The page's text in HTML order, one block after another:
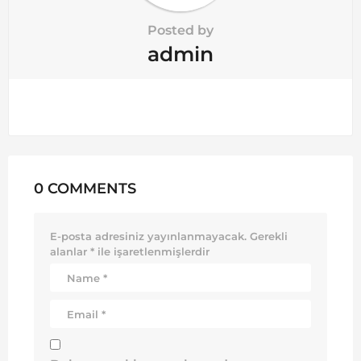
Posted by
admin
0 COMMENTS
E-posta adresiniz yayınlanmayacak. Gerekli
alanlar * ile işaretlenmişlerdir